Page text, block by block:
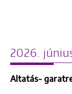
2026.
Altatás-